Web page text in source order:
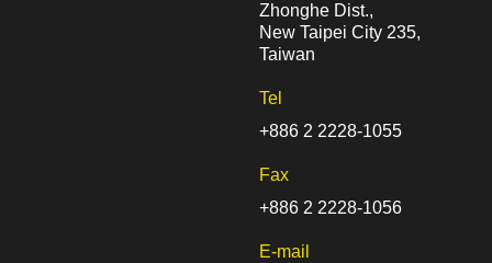
Zhonghe Dist.,
New Taipei City 235,
Taiwan
Tel
+886 2 2228-1055
Fax
+886 2 2228-1056
E-mail